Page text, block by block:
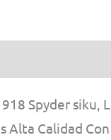
Spyder siku,
Alta Calidad